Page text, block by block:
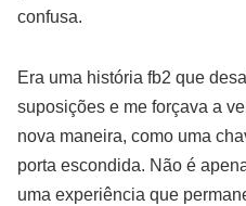
confusa.
Era uma história fb2 que
suposições e me forçava a
nova maneira, como uma
porta escondida. Não é
uma experiência que